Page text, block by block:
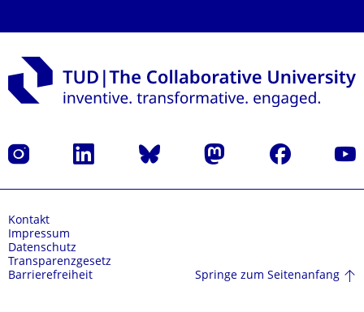
Instagram LinkedIn Bluesky Mastodon Facebook
Kontakt
Impressum
Datenschutz
Transparenzgesetz
Barrierefreiheit
Springe zum Seitenanfang